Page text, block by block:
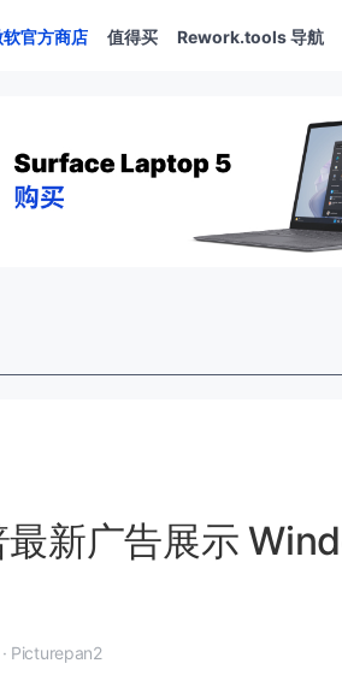
软官方商店 值得买 Rework.tools 导航
新广告展示
· Picturepan2